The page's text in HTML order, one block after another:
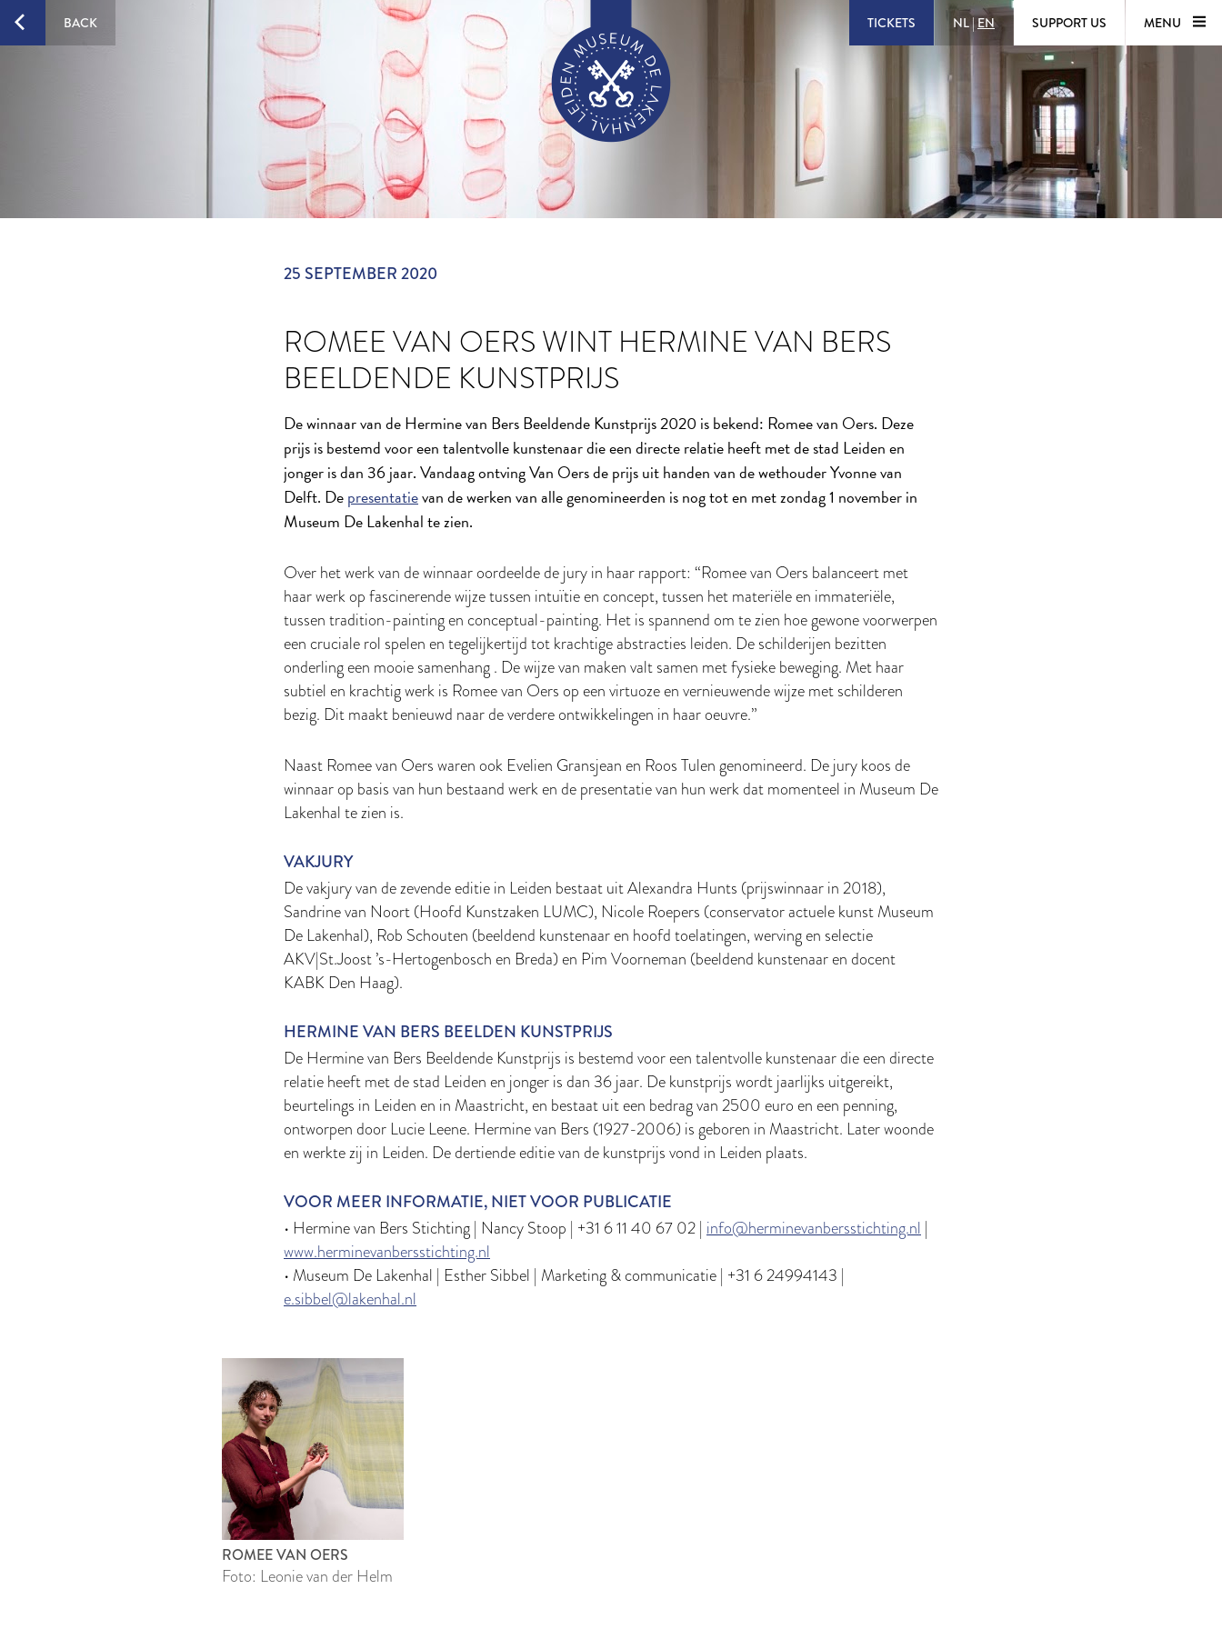
BACK TICKETS NL|EN SUPPORT US MENU
25 SEPTEMBER 2020
ROMEE VAN OERS WINT HERMINE VAN BERS
BEELDENDE KUNSTPRIJS
De winnaar van de Hermine van Bers Beeldende Kunstprijs 2020 is bekend: Romee van Oers. Deze
prijs is bestemd voor een talentvolle kunstenaar die een directe relatie heeft met de stad Leiden en
jonger is dan 36 jaar. Vandaag ontving Van Oers de prijs uit handen van de wethouder Yvonne van
Delft. Depresentatievan de werken van alle genomineerden is nog tot en met zondag 1 november in
Museum De Lakenhal te zien.
Over het werk van de winnaar oordeelde de jury in haar rapport: “Romee van Oers balanceert met
haar werk op fascinerende wijze tussen intuïtie en concept, tussen het materiële en immateriële,
tussen tradition-painting en conceptual-painting. Het is spannend om te zien hoe gewone voorwerpen
een cruciale rol spelen en tegelijkertijd tot krachtige abstracties leiden. De schilderijen bezitten
onderling een mooie samenhang . De wijze van maken valt samen met fysieke beweging. Met haar
subtiel en krachtig werk is Romee van Oers op een virtuoze en vernieuwende wijze met schilderen
bezig. Dit maakt benieuwd naar de verdere ontwikkelingen in haar oeuvre.”
Naast Romee van Oers waren ook Evelien Gransjean en Roos Tulen genomineerd. De jury koos de
winnaar op basis van hun bestaand werk en de presentatie van hun werk dat momenteel in Museum De
Lakenhal te zien is.
VAKJURY
De vakjury van de zevende editie in Leiden bestaat uit Alexandra Hunts (prijswinnaar in 2018),
Sandrine van Noort (Hoofd Kunstzaken LUMC), Nicole Roepers (conservator actuele kunst Museum
De Lakenhal), Rob Schouten (beeldend kunstenaar en hoofd toelatingen, werving en selectie
AKV|St.Joost ’s-Hertogenbosch en Breda) en Pim Voorneman (beeldend kunstenaar en docent
KABK Den Haag).
HERMINE VAN BERS BEELDEN KUNSTPRIJS
De Hermine van Bers Beeldende Kunstprijs is bestemd voor een talentvolle kunstenaar die een directe
relatie heeft met de stad Leiden en jonger is dan 36 jaar. De kunstprijs wordt jaarlijks uitgereikt,
beurtelings in Leiden en in Maastricht, en bestaat uit een bedrag van 2500 euro en een penning,
ontworpen door Lucie Leene. Hermine van Bers (1927-2006) is geboren in Maastricht. Later woonde
en werkte zij in Leiden. De dertiende editie van de kunstprijs vond in Leiden plaats.
VOOR MEER INFORMATIE, NIET VOOR PUBLICATIE
• Hermine van Bers Stichting | Nancy Stoop | +31 6 11 40 67 02 | info@herminevanbersstichting.nl |
www.herminevanbersstichting.nl
• Museum De Lakenhal | Esther Sibbel | Marketing & communicatie | +31 6 24994143 |
e.sibbel@lakenhal.nl
ROMEE VAN OERS
Foto: Leonie van der Helm